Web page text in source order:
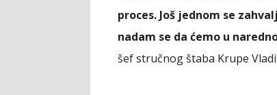
proces. Još jednom se
nadam se da ćemo u
šef stručnog štaba Krupe